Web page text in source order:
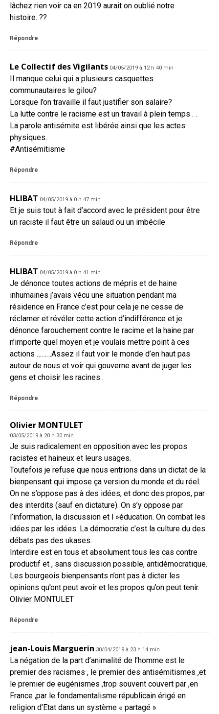
lâchez rien voir ca en 2019 aurait on oublié notre
histoire. ??
Répondre
Le Collectif des Vigilants 04/05/2019 à 12 h 40 min
Il manque celui qui a plusieurs casquettes
communautaires le gilou?
Lorsque l’on travaille il faut justifier son salaire?
La lutte contre le racisme est un travail à plein temps . .
La parole antisémite est libérée ainsi que les actes
physiques.
#Antisémitisme
Répondre
HLIBAT 04/05/2019 à 0 h 47 min
Et je suis tout à fait d’accord avec le président pour être
un raciste il faut être un salaud ou un imbécile
Répondre
HLIBAT 04/05/2019 à 0 h 41 min
Je dénonce toutes actions de mépris et de haine
inhumaines j’avais vécu une situation pendant ma
résidence en France c’est pour cela je ne cesse de
réclamer et révéler cette action d’indifférence et je
dénonce farouchement contre le racime et la haine par
n’importe quel moyen et je voulais mettre point à ces
actions ………Assez il faut voir le monde d’en haut pas
autour de nous et voir qui gouverne avant de juger les
gens et choisir les racines .
Répondre
Olivier MONTULET
03/05/2019 à 20 h 30 min
Je suis radicalement en opposition avec les propos
racistes et haineux et leurs usages.
Toutefois je refuse que nous entrions dans un dictat de la
bienpensant qui impose ça version du monde et du réel.
On ne s’oppose pas à des idées, et donc des propos, par
des interdits (sauf en dictature). On s’y oppose par
l’information, la discussion et l »éducation. On combat les
idées par les idées. La démocratie c’est la culture du des
débats pas des ukases.
Interdire est en tous et absolument tous les cas contre
productif et , sans discussion possible, antidémocratique.
Les bourgeois bienpensants n’ont pas à dicter les
opinions qu’ont peut avoir et les propos qu’on peut tenir.
Olivier MONTULET
Répondre
jean-Louis Marguerin 30/04/2019 à 23 h 14 min
La négation de la part d’animalité de l’homme est le
premier des racismes , le premier des antisémitismes ,et
le premier de eugénismes ,trop souvent couvert par ,en
France ,par le fondamentalisme républicain érigé en
religion d’Etat dans un système « partagé »